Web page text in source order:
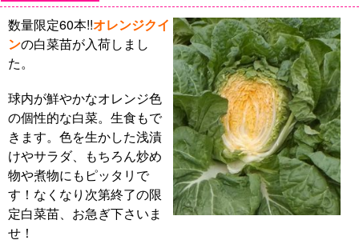
数量限定60本!!オレンジクイ
ンの白菜苗が入荷しまし
た。
球内が鮮やかなオレンジ色
の個性的な白菜。生食もで
きます。色を生かした浅漬
けやサラダ、もちろん炒め
物や煮物にもピッタリで
す！なくなり次第終了の限
定白菜苗、お急ぎ下さいま
せ！